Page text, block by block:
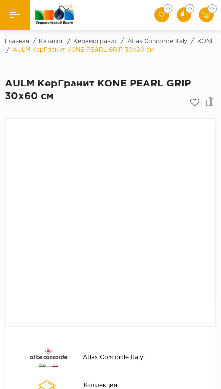
Назад
Керамическая плитка
0 0 0
Главная / Каталог / Керамогранит / Atlas Concorde Italy /
KONE
/
AULM КерГранит KONE PEARL GRIP 30x60 см
AULM КерГранит KONE PEARL GRIP
30x60 см
Atlas Concorde Italy
Коллекция